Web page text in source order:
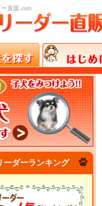
直販.com
ーダーランキング